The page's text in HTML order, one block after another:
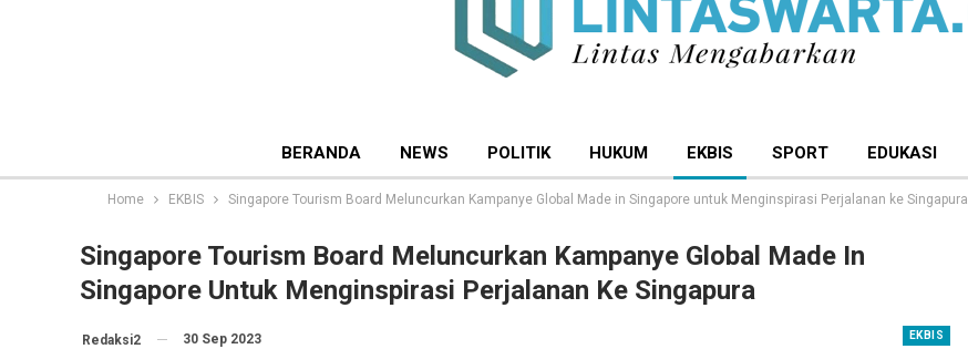
BERANDA NEWS POLITIK HUKUM EKBIS SPORT EDUKASI
Home EKBIS Singapore Tourism Board Meluncurkan Kampanye Global Made in Singapore untuk Menginspirasi Perjalanan ke Singapura
Singapore Tourism Board Meluncurkan Kampanye Global Made In
Singapore Untuk Menginspirasi Perjalanan Ke Singapura
EKBIS
Redaksi2 30 Sep 2023